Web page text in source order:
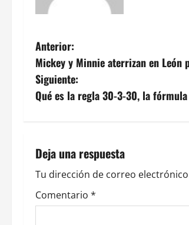
N
a
v
g
a
c
Anterior:
Mickey y Minnie aterrizan en León
Siguiente:
Qué es la regla 30-3-30, la
Deja una respuesta
Tu dirección de correo
Comentario *